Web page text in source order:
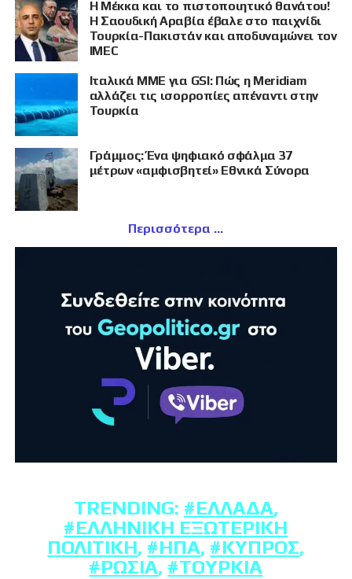
Η Μέκκα και το πιστοποιητικό θανάτου!
Η Σαουδική Αραβία έβαλε στο παιχνίδι
Τουρκία-Πακιστάν και αποδυναμώνει τον
IMEC
Ιταλικά ΜΜΕ για GSI: Πώς η Meridiam
αλλάζει τις ισορροπίες απέναντι στην
Τουρκία
Γράμμος: Ένα ψηφιακό σφάλμα 37
μέτρων «αμφισβητεί» Εθνικά Σύνορα
Περισσότερα
TRENDING: #ΕΛΛΆΔΑ,
#ΕΛΛΗΝΙΚΉ ΕΞΩΤΕΡΙΚΉ
ΠΟΛΙΤΙΚΉ, #ΗΠΑ, #ΚΎΠΡΟΣ,
#ΡΩΣΊΑ, #ΤΟΥΡΚΊΑ